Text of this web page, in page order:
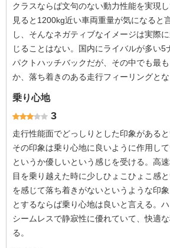
クラスならば文句のない動力性能を実現
見ると1200kg近い車両重量が気になると
し、そんなネガティブなイメージは実際
じることはない。国内にライバルが多い5
パクトハッチバックだが、その中でも最
か、落ち着きのある走行フィーリングとな
乗り心地
3
走行性能面でどっしりとした印象がある
その印象は乗り心地に良いように作用し
というか優しいという感じを受ける。高
目を乗り越えた時に少しひょこひょこ感
を感じて落ち着きがないというような印
とするならば乗り心地は良いと言える。
シームレスで静寂性に優れていて、快適
る。